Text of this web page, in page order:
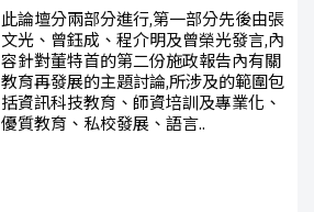
此論壇分兩部分進行,第一部分先後由張
文光、曾鈺成、程介明及曾榮光發言,內
容針對董特首的第二份施政報告內有關
教育再發展的主題討論,所涉及的範圍包
括資訊科技教育、師資培訓及專業化、
優質教育、私校發展、語言..